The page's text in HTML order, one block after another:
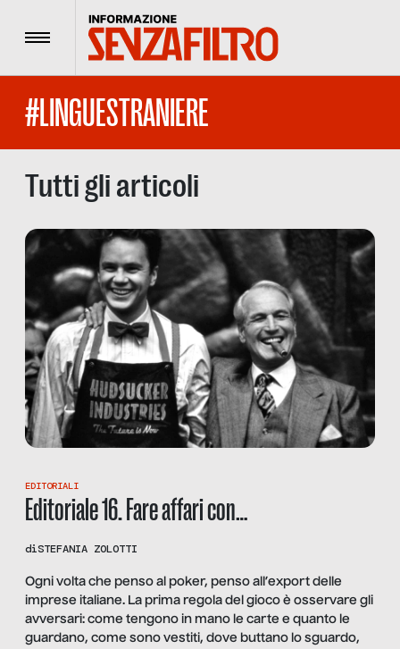
Menu
#LINGUESTRANIERE
Tutti gli articoli
EDITORIALI
Editoriale 16. Fare affari con…
diSTEFANIA ZOLOTTI
Ogni volta che penso al poker, penso all’export delle
imprese italiane. La prima regola del gioco è osservare gli
avversari: come tengono in mano le carte e quanto le
guardano, come sono vestiti, dove buttano lo sguardo,